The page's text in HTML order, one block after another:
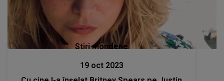
Stiri mondene
19 oct 2023